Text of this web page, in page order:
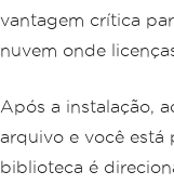
vantagem crítica
nuvem onde
Após a instalação,
arquivo e você está
biblioteca é